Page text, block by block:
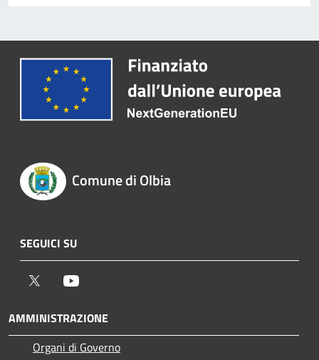
Comune di Olbia
SEGUICI SU
Twitter
AMMINISTRAZIONE
Organi di Governo